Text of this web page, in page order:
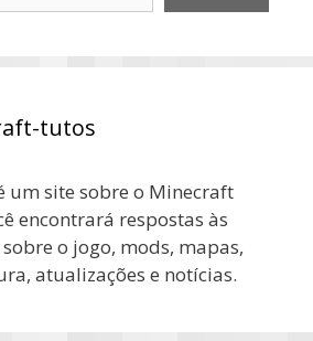
tutos
um site sobre o Minecraft
encontrará respostas às
o jogo, mods, mapas,
atualizações e notícias.